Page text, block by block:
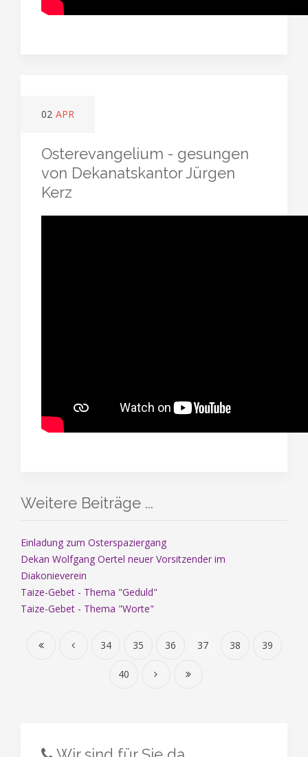
02 APR
Osterevangelium - gesungen
von Dekanatskantor Jürgen
Kerz
Weitere Beiträge ...
Einladung zum Osterspaziergang
Dekan Wolfgang Oertel neuer Vorsitzender im
Diakonieverein
Taize-Gebet - Thema "Geduld"
Taize-Gebet - Thema "Worte"
34 35 36 37 38 39
40